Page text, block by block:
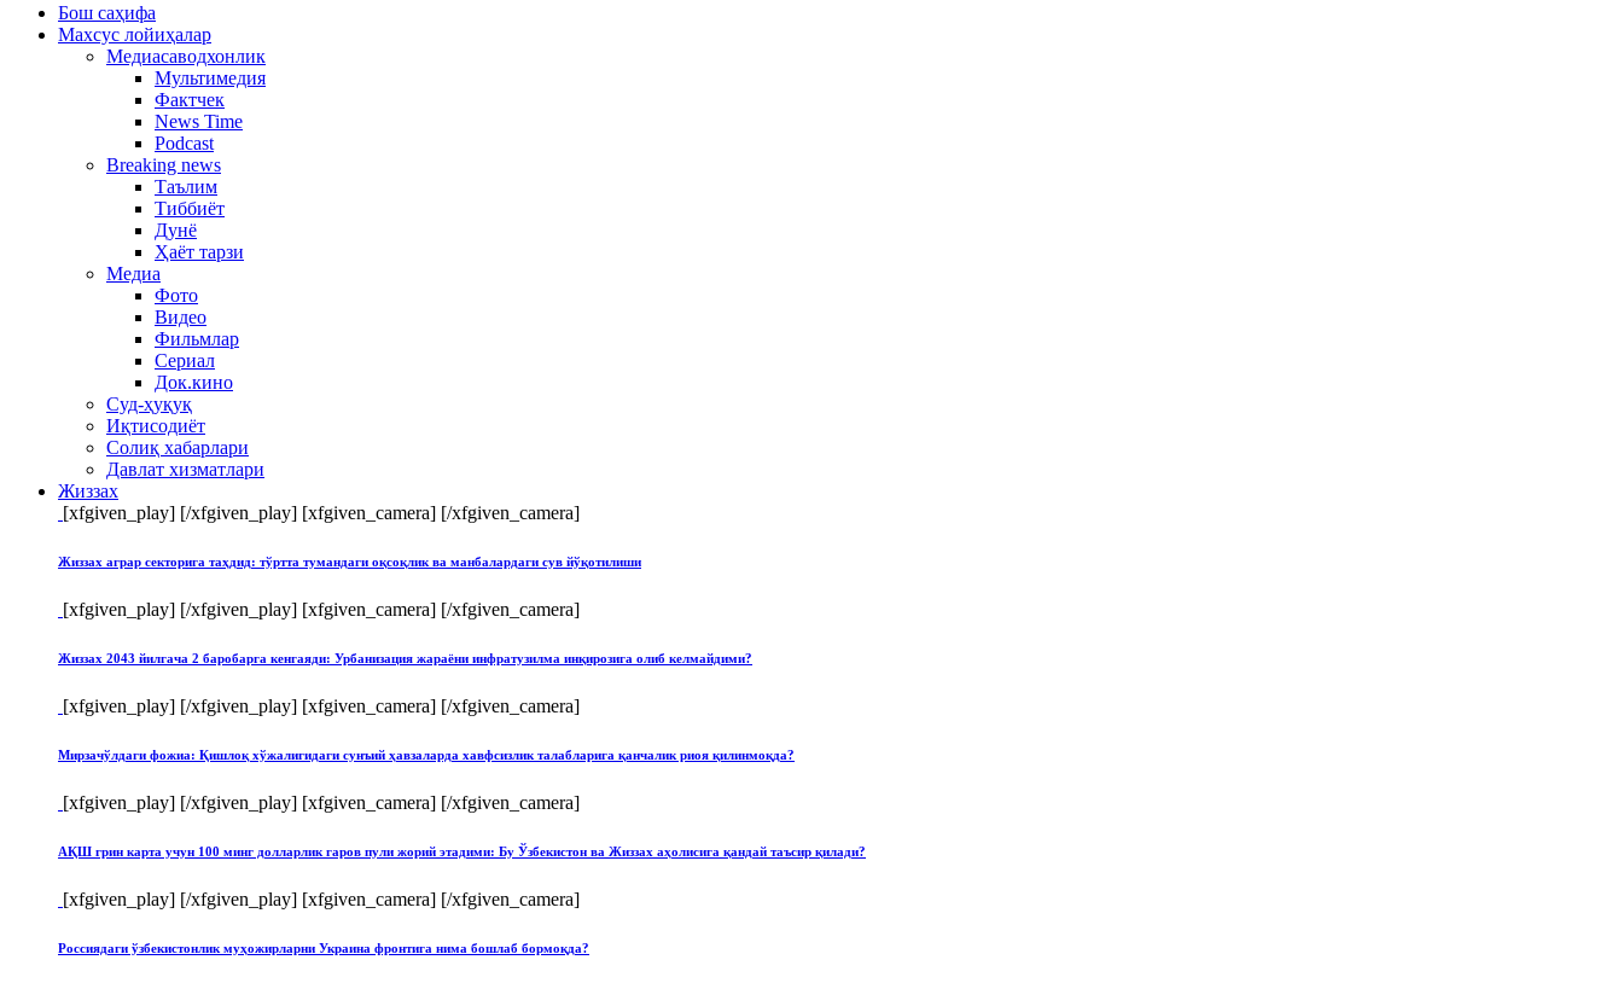
Бош саҳифа
Махсус лойиҳалар
Медиасаводхонлик
Мультимедия
Фактчек
News Time
Podcast
Breaking news
Таълим
Тиббиёт
Дунё
Ҳаёт тарзи
Медиа
Фото
Видео
Фильмлар
Сериал
Док.кино
Суд-ҳуқуқ
Иқтисодиёт
Солиқ хабарлари
Давлат хизматлари
Жиззах
[xfgiven_play] [/xfgiven_play] [xfgiven_camera] [/xfgiven_camera]
Жиззах аграр секторига таҳдид: тўртта тумандаги оқсоқлик ва манбалардаги сув йўқотилиши
[xfgiven_play] [/xfgiven_play] [xfgiven_camera] [/xfgiven_camera]
Жиззах 2043 йилгача 2 баробарга кенгаяди: Урбанизация жараёни инфратузилма инқирозига олиб келмайдими?
[xfgiven_play] [/xfgiven_play] [xfgiven_camera] [/xfgiven_camera]
Мирзачўлдаги фожиа: Қишлоқ хўжалигидаги сунъий ҳавзаларда хавфсизлик талабларига қанчалик риоя қилинмоқда?
[xfgiven_play] [/xfgiven_play] [xfgiven_camera] [/xfgiven_camera]
АҚШ грин карта учун 100 минг долларлик гаров пули жорий этадими: Бу Ўзбекистон ва Жиззах аҳолисига қандай таъсир қилади?
[xfgiven_play] [/xfgiven_play] [xfgiven_camera] [/xfgiven_camera]
Россиядаги ўзбекистонлик муҳожирларни Украина фронтига нима бошлаб бормоқда?